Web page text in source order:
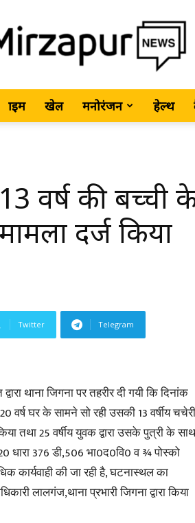
MirzapurNews.com
•
News,
Latest
क्राइम खेल मनोरंजन हेल्थ
वर्ष की बच्ची
दर्ज किया
Twitter Telegram
थाना जिगना पर तहरीर दी गयी कि दिनांक
वर्ष घर के सामने सो रही उसकी 13 वर्षीय चचेरी
तथा 25 वर्षीय युवक द्वारा उसके पुत्री के साथ
धारा 376 डी,506 भा0द0वि0 व ¾ पोस्को
कार्यवाही की जा रही है, घटनास्थल का
लालगंज,थाना प्रभारी जिगना द्वारा किया